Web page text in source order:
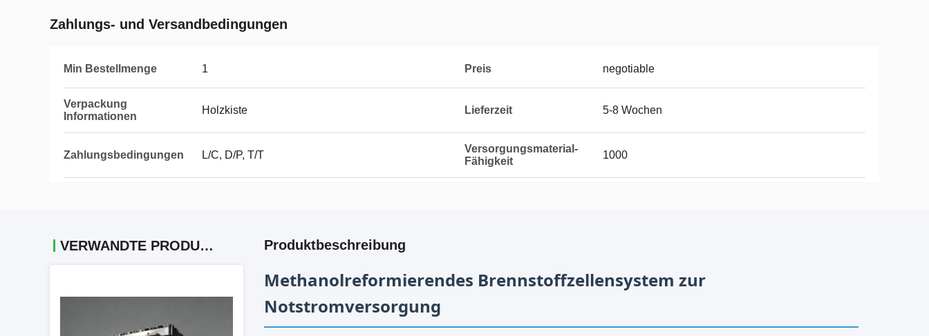
Zahlungs- und Versandbedingungen
Min Bestellmenge 1 Preis negotiable
Verpackung
Informationen
Holzkiste Lieferzeit 5-8 Wochen
Zahlungsbedingungen L/C, D/P, T/T
Versorgungsmaterial-
Fähigkeit
1000
VERWANDTE PRODUKTE Produktbeschreibung
Methanolreformierendes Brennstoffzellensystem zur
Notstromversorgung